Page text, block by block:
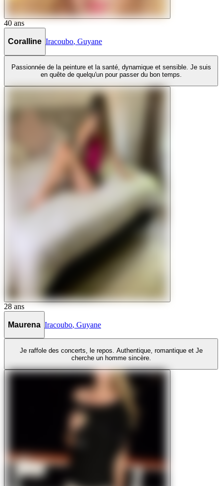
40 ans
Coralline Iracoubo, Guyane
Passionnée de la peinture et la santé, dynamique et sensible. Je suis
en quête de quelqu'un pour passer du bon temps.
28 ans
Maurena Iracoubo, Guyane
Je raffole des concerts, le repos. Authentique, romantique et Je
cherche un homme sincère.